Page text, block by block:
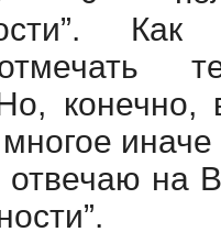
конечно,
отвечаю на